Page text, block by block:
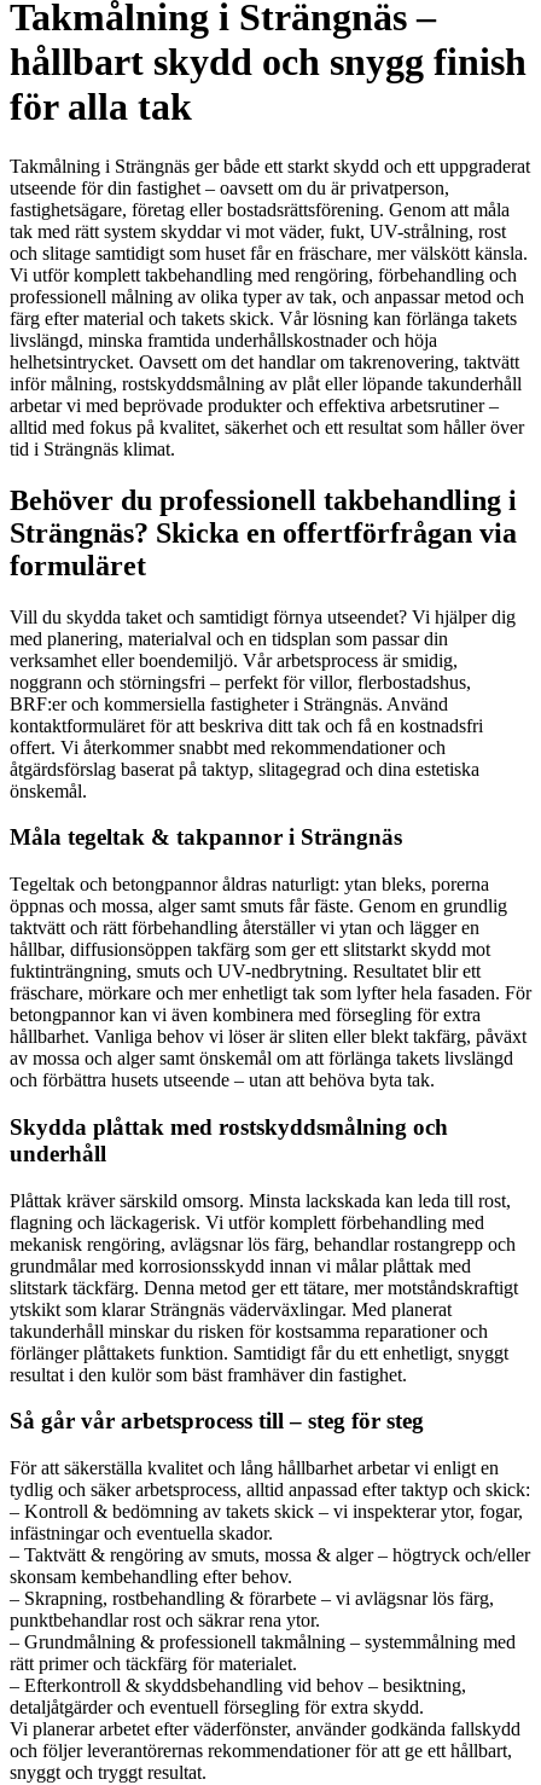
Takmålning i Strängnäs –
hållbart skydd och snygg finish
för alla tak
Takmålning i Strängnäs ger både ett starkt skydd och ett uppgraderat
utseende för din fastighet – oavsett om du är privatperson,
fastighetsägare, företag eller bostadsrättsförening. Genom att måla
tak med rätt system skyddar vi mot väder, fukt, UV-strålning, rost
och slitage samtidigt som huset får en fräschare, mer välskött känsla.
Vi utför komplett takbehandling med rengöring, förbehandling och
professionell målning av olika typer av tak, och anpassar metod och
färg efter material och takets skick. Vår lösning kan förlänga takets
livslängd, minska framtida underhållskostnader och höja
helhetsintrycket. Oavsett om det handlar om takrenovering, taktvätt
inför målning, rostskyddsmålning av plåt eller löpande takunderhåll
arbetar vi med beprövade produkter och effektiva arbetsrutiner –
alltid med fokus på kvalitet, säkerhet och ett resultat som håller över
tid i Strängnäs klimat.
Behöver du professionell takbehandling i
Strängnäs? Skicka en offertförfrågan via
formuläret
Vill du skydda taket och samtidigt förnya utseendet? Vi hjälper dig
med planering, materialval och en tidsplan som passar din
verksamhet eller boendemiljö. Vår arbetsprocess är smidig,
noggrann och störningsfri – perfekt för villor, flerbostadshus,
BRF:er och kommersiella fastigheter i Strängnäs. Använd
kontaktformuläret för att beskriva ditt tak och få en kostnadsfri
offert. Vi återkommer snabbt med rekommendationer och
åtgärdsförslag baserat på taktyp, slitagegrad och dina estetiska
önskemål.
Måla tegeltak & takpannor i Strängnäs
Tegeltak och betongpannor åldras naturligt: ytan bleks, porerna
öppnas och mossa, alger samt smuts får fäste. Genom en grundlig
taktvätt och rätt förbehandling återställer vi ytan och lägger en
hållbar, diffusionsöppen takfärg som ger ett slitstarkt skydd mot
fuktinträngning, smuts och UV-nedbrytning. Resultatet blir ett
fräschare, mörkare och mer enhetligt tak som lyfter hela fasaden. För
betongpannor kan vi även kombinera med försegling för extra
hållbarhet. Vanliga behov vi löser är sliten eller blekt takfärg, påväxt
av mossa och alger samt önskemål om att förlänga takets livslängd
och förbättra husets utseende – utan att behöva byta tak.
Skydda plåttak med rostskyddsmålning och
underhåll
Plåttak kräver särskild omsorg. Minsta lackskada kan leda till rost,
flagning och läckagerisk. Vi utför komplett förbehandling med
mekanisk rengöring, avlägsnar lös färg, behandlar rostangrepp och
grundmålar med korrosionsskydd innan vi målar plåttak med
slitstark täckfärg. Denna metod ger ett tätare, mer motståndskraftigt
ytskikt som klarar Strängnäs väderväxlingar. Med planerat
takunderhåll minskar du risken för kostsamma reparationer och
förlänger plåttakets funktion. Samtidigt får du ett enhetligt, snyggt
resultat i den kulör som bäst framhäver din fastighet.
Så går vår arbetsprocess till – steg för steg
För att säkerställa kvalitet och lång hållbarhet arbetar vi enligt en
tydlig och säker arbetsprocess, alltid anpassad efter taktyp och skick:
– Kontroll & bedömning av takets skick – vi inspekterar ytor, fogar,
infästningar och eventuella skador.
– Taktvätt & rengöring av smuts, mossa & alger – högtryck och/eller
skonsam kembehandling efter behov.
– Skrapning, rostbehandling & förarbete – vi avlägsnar lös färg,
punktbehandlar rost och säkrar rena ytor.
– Grundmålning & professionell takmålning – systemmålning med
rätt primer och täckfärg för materialet.
– Efterkontroll & skyddsbehandling vid behov – besiktning,
detaljåtgärder och eventuell försegling för extra skydd.
Vi planerar arbetet efter väderfönster, använder godkända fallskydd
och följer leverantörernas rekommendationer för att ge ett hållbart,
snyggt och tryggt resultat.